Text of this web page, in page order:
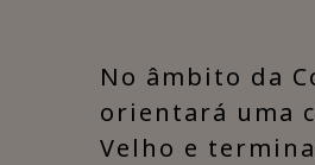
​No âmbito da
orientará uma
Velho e